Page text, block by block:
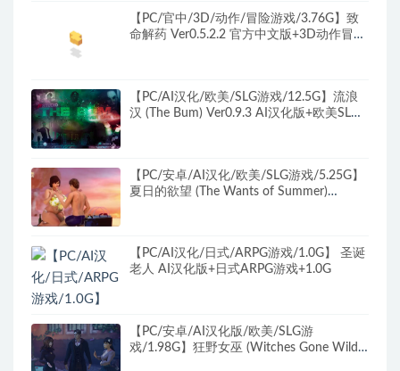
【PC/官中/3D/动作/冒险游戏/3.76G】致
命解药 Ver0.5.2.2 官方中文版+3D动作冒险
【PC/AI汉化/欧美/SLG游戏/12.5G】流浪
汉 (The Bum) Ver0.9.3 AI汉化版+欧美SLG
【PC/安卓/AI汉化/欧美/SLG游戏/5.25G】
夏日的欲望 (The Wants of Summer)
【PC/AI汉化/日式/ARPG游戏/1.0G】 圣诞
老人 AI汉化版+日式ARPG游戏+1.0G
【PC/安卓/AI汉化版/欧美/SLG游
戏/1.98G】狂野女巫 (Witches Gone Wild)